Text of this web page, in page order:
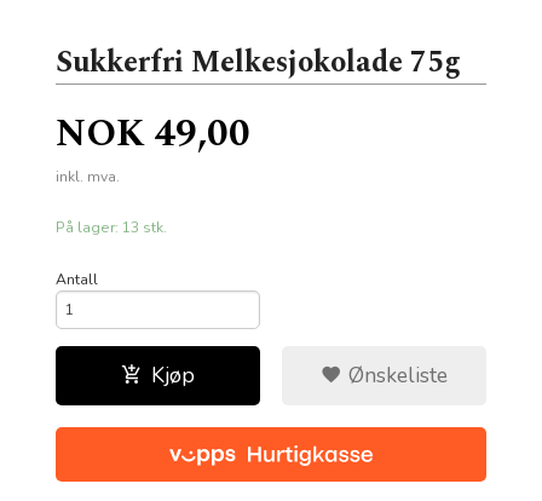
Sukkerfri Melkesjokolade 75g
Pris
NOK49,00
inkl. mva.
På lager: 13 stk.
Antall
Kjøp Ønskeliste